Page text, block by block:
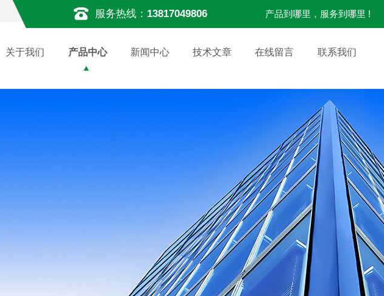
服务热线： 13817049806 产品到哪里，服务到哪里 !
关于我们 产品中心 新闻中心 技术文章 在线留言 联系我们